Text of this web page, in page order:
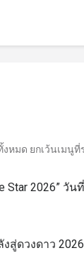
มด ยกเว้นเมนูที่
Star 2026” วั
สู่ดวงดาว